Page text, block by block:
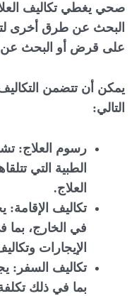
صحي يغطي تكاليف
البحث عن طرق أخرى
على قرض أو البحث عن
يمكن أن تتضمن التكاليف
التالي:
رسوم العلاج:
الطبية التي
العلاج.
تكاليف
في الخارج، بما
الإيجارات
تكاليف السفر:
بما في ذلك تكلفة